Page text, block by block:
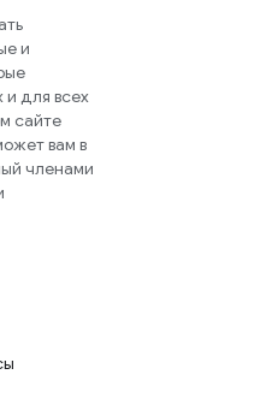
и
и для всех
сайте
вам в
членами